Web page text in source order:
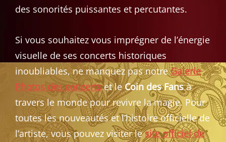
des sonorités puissantes et percutantes.
Si vous souhaitez vous imprégner de l’énergie
visuelle de ses concerts historiques
inoubliables, ne manquez pas notreGalerie
Photos des concertset leCoin des Fansà
travers le monde pour revivre la magie. Pour
toutes les nouveautés et l’histoire officielle de
l’artiste, vous pouvez visiter lesite officiel de